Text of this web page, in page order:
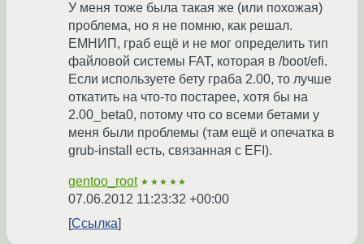
У меня тоже была такая же (или похожая)
проблема, но я не помню, как решал.
ЕМНИП, граб ещё и не мог определить тип
файловой системы FAT, которая в /boot/efi.
Если используете бету граба 2.00, то лучше
откатить на что-то постарее, хотя бы на
2.00_beta0, потому что со всеми бетами у
меня были проблемы (там ещё и опечатка в
grub-install есть, связанная с EFI).
gentoo_root ★★★★★
07.06.2012 11:23:32 +00:00
Ссылка